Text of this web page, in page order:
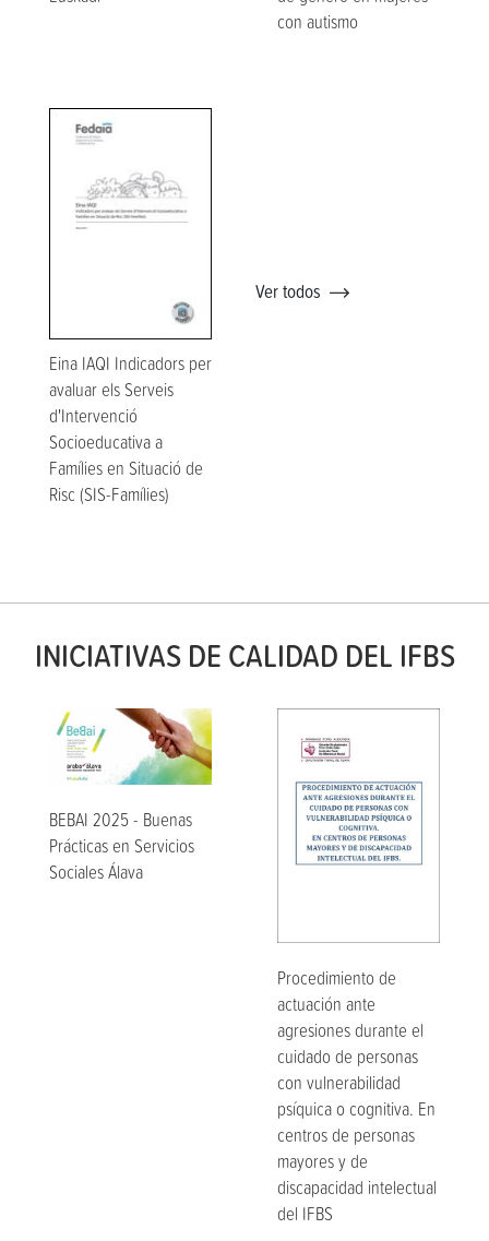
con autismo
Eina IAQI Indicadors per
avaluar els Serveis
d'Intervenció
Socioeducativa a
Famílies en Situació de
Risc (SIS-Famílies)
Ver todos
INICIATIVAS DE CALIDAD DEL IFBS
BEBAI 2025 - Buenas
Prácticas en Servicios
Sociales Álava
Procedimiento de
actuación ante
agresiones durante el
cuidado de personas
con vulnerabilidad
psíquica o cognitiva. En
centros de personas
mayores y de
discapacidad intelectual
del IFBS